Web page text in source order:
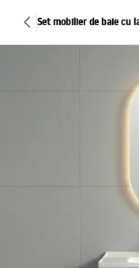
Set mobilier de baie cu